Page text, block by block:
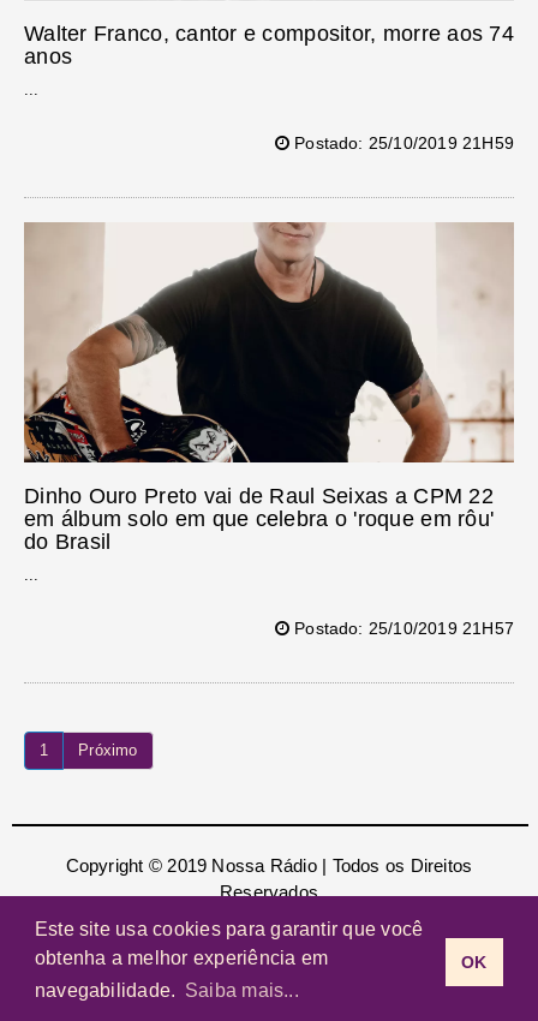
Walter Franco, cantor e compositor, morre aos 74
anos
...
Postado: 25/10/2019 21H59
Dinho Ouro Preto vai de Raul Seixas a CPM 22
em álbum solo em que celebra o 'roque em rôu'
do Brasil
...
Postado: 25/10/2019 21H57
1 Próximo
Este site usa cookies para garantir que você
obtenha a melhor experiência em
navegabilidade. Saiba mais...
OK
Copyright © 2019 Nossa Rádio | Todos os Direitos
Reservados